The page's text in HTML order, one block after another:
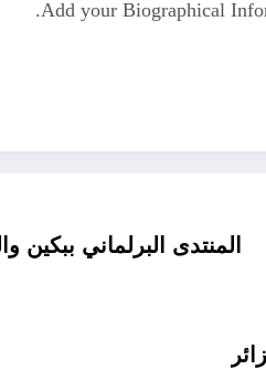
Add your Biographical
المنتدى البرلماني